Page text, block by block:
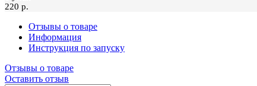
220 p.
Отзывы о товаре
Информация
Инструкция по запуску
Отзывы о товаре
Оставить отзыв